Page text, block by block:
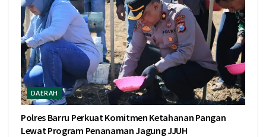
DAERAH
Polres Barru Perkuat Komitmen Ketahanan Pangan
Lewat Program Penanaman Jagung JJUH